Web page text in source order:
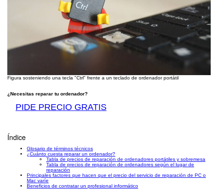
Figura sosteniendo una tecla "Ctrl" frente a un teclado de ordenador portátil
¿Necesitas reparar tu ordenador?
PIDE PRECIO GRATIS
Índice
Glosario de términos técnicos
¿Cuánto cuesta reparar un ordenador?
Tabla de precios de reparación de ordenadores portátiles y sobremesa
Tabla de precios de reparación de ordenadores según el lugar de
reparación
Principales factores que hacen que el precio del servicio de reparación de PC o
Mac varíe
Beneficios de contratar un profesional informático